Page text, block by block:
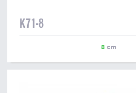
K71-8
8 cm